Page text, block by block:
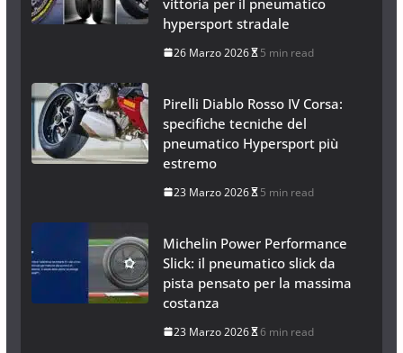
hypersport stradale
26 Marzo 2026 5 min read
Pirelli Diablo Rosso IV Corsa:
specifiche tecniche del
pneumatico Hypersport più
estremo
23 Marzo 2026 5 min read
Michelin Power Performance
Slick: il pneumatico slick da
pista pensato per la massima
costanza
23 Marzo 2026 6 min read